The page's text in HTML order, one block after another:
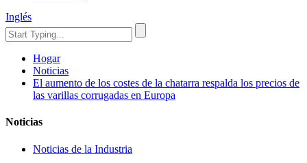
Inglés
Hogar
Noticias
El aumento de los costes de la chatarra respalda los precios de
las varillas corrugadas en Europa
Noticias
Noticias de la Industria